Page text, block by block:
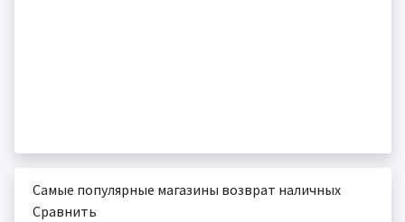
Самые популярные магазины возврат наличных
Сравнить